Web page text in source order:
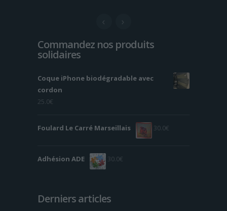
Commandez nos produits
solidaires
Coque iPhone biodégradable avec
cordon
25.0€
Foulard Le Carré Marseillais 30.0€
Adhésion ADE 30.0€
Derniers articles